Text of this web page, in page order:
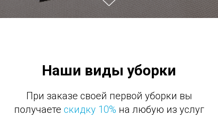
Наши виды уборки
При заказе своей первой уборки вы
получаете скидку 10% на любую из услуг